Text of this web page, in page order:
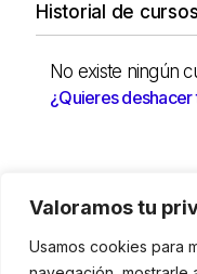
Valoramos tu
Usamos cookies para
Historial de cursos
No existe ningún
¿Quieres
C. Avinyó 44, 2n |
119 03 72|